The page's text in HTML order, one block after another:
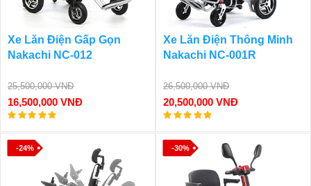
Xe Lăn Điện Gấp Gọn
Nakachi NC-012
25,500,000 VNĐ
16,500,000 VNĐ
Xe Lăn Điện Thông Minh
Nakachi NC-001R
26,500,000 VNĐ
20,500,000 VNĐ
-24% -30%